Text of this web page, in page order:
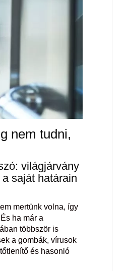
nem tudni,
világjárvány
saját határain
mertünk volna, így
ha már a
többször is
a gombák, vírusok
és hasonló